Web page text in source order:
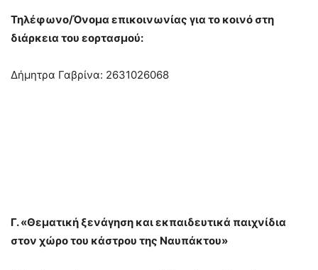
Τηλέφωνο/Όνομα επικοινωνίας για το κοινό στη
διάρκεια του εορτασμού:
Δήμητρα Γαβρίνα: 2631026068
Γ. «Θεματική ξενάγηση και εκπαιδευτικά παιχνίδια
στον χώρο του κάστρου της Ναυπάκτου»